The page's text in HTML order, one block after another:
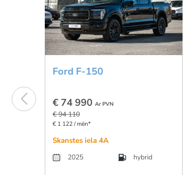
Ford F-150
€ 74 990Ar PVN
€ 94 110
€ 1 122 / mēn*
Skanstes iela 4A
2025 hybrid